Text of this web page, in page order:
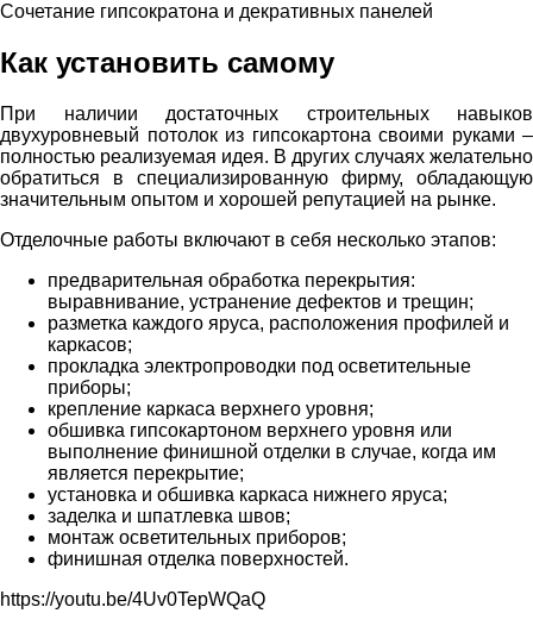
Сочетание гипсократона и декративных панелей
Как установить самому
При наличии достаточных строительных навыков
двухуровневый потолок из гипсокартона своими руками –
полностью реализуемая идея. В других случаях желательно
обратиться в специализированную фирму, обладающую
значительным опытом и хорошей репутацией на рынке.
Отделочные работы включают в себя несколько этапов:
предварительная обработка перекрытия:
выравнивание, устранение дефектов и трещин;
разметка каждого яруса, расположения профилей и
каркасов;
прокладка электропроводки под осветительные
приборы;
крепление каркаса верхнего уровня;
обшивка гипсокартоном верхнего уровня или
выполнение финишной отделки в случае, когда им
является перекрытие;
установка и обшивка каркаса нижнего яруса;
заделка и шпатлевка швов;
монтаж осветительных приборов;
финишная отделка поверхностей.
https://youtu.be/4Uv0TepWQaQ